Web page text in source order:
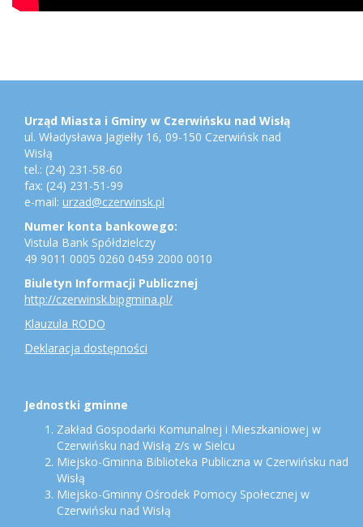
Adres
konto
bankowe,
jednostki
gminne
Urząd Miasta i Gminy w Czerwińsku nad Wisłą
ul. Władysława Jagiełły 16, 09-150 Czerwińsk nad
Wisłą
tel.: (24) 231-58-60
fax: (24) 231-51-99
e-mail: urzad@czerwinsk.pl
Numer konta bankowego:
Vistula Bank Spółdzielczy
49 9011 0005 0260 0459 2000 0010
Biuletyn Informacji Publicznej
http://czerwinsk.bipgmina.pl/
Klauzula RODO
Deklaracja dostępności
Jednostki gminne
Zakład Gospodarki Komunalnej i Mieszkaniowej w
Czerwińsku nad Wisłą z/s w Sielcu
Miejsko-Gminna Biblioteka Publiczna w Czerwińsku nad
Wisłą
Miejsko-Gminny Ośrodek Pomocy Społecznej w
Czerwińsku nad Wisłą